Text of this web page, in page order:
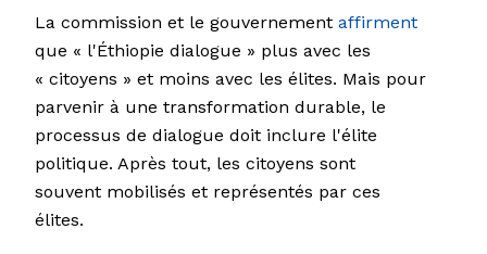
La commission et le gouvernement affirment
que « l'Éthiopie dialogue » plus avec les
« citoyens » et moins avec les élites. Mais pour
parvenir à une transformation durable, le
processus de dialogue doit inclure l'élite
politique. Après tout, les citoyens sont
souvent mobilisés et représentés par ces
élites.